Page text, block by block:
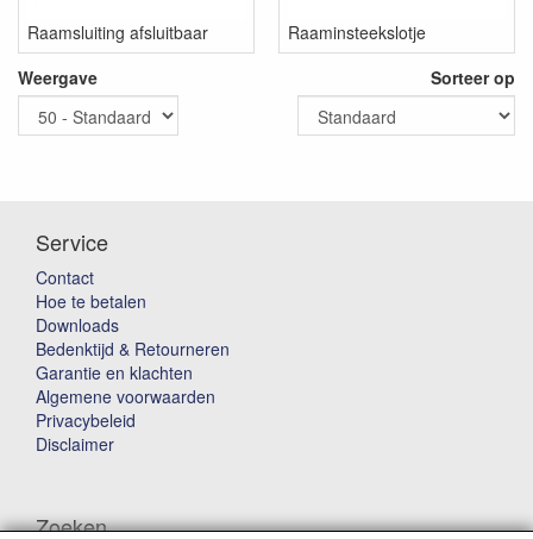
Raamsluiting afsluitbaar
Raaminsteekslotje
Weergave
Sorteer op
Service
Contact
Hoe te betalen
Downloads
Bedenktijd & Retourneren
Garantie en klachten
Algemene voorwaarden
Privacybeleid
Disclaimer
Zoeken